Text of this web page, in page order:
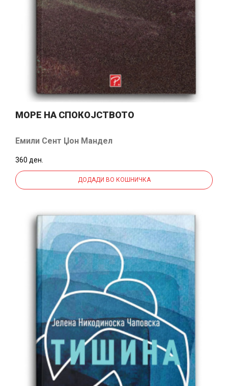
МОРЕ НА СПОКОЈСТВОТО
Емили Сент Џон Мандел
360 ден.
ДОДАДИ ВО КОШНИЧКА